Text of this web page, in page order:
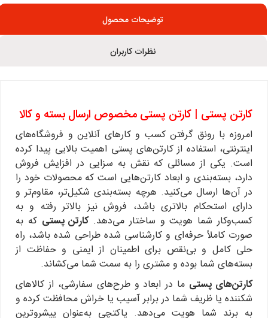
توضیحات محصول
نظرات کاربران
کارتن پستی | کارتن پستی مخصوص ارسال بسته و کالا
امروزه با رونق گرفتن کسب و کارهای آنلاین و فروشگاه‌های
اینترنتی، استفاده از کارتن‌های پستی اهمیت بالایی پیدا کرده
است. یکی از مسائلی که نقش به سزایی در افزایش فروش
دارد، بسته‌بندی و ابعاد کارتن‌هایی است که محصولات خود را
در آن‌ها ارسال می‌کنید. هرچه بسته‌بندی شکیل‌تر، مقاوم‌تر و
دارای استحکام بالاتری باشد، فروش نیز بالاتر رفته و به
کسب‌وکار شما هویت و ساختار می‌دهد.کارتن پستی که به
صورت کاملاً حرفه‌ای و کارشناسی شده طراحی شده باشد، راه
حلی کامل و بی‌نقص برای اطمینان از ایمنی و حفاظت از
بسته‌های شما بوده و مشتری را به سمت شما می‌کشاند.
کارتن‌های پستی ما در ابعاد و طرح‌های سفارشی، از کالاهای
شکننده یا ظریف شما در برابر آسیب یا خراش محافظت کرده و
به برند شما هویت می‌دهد. پاکتچی به‌عنوان پیشروترین